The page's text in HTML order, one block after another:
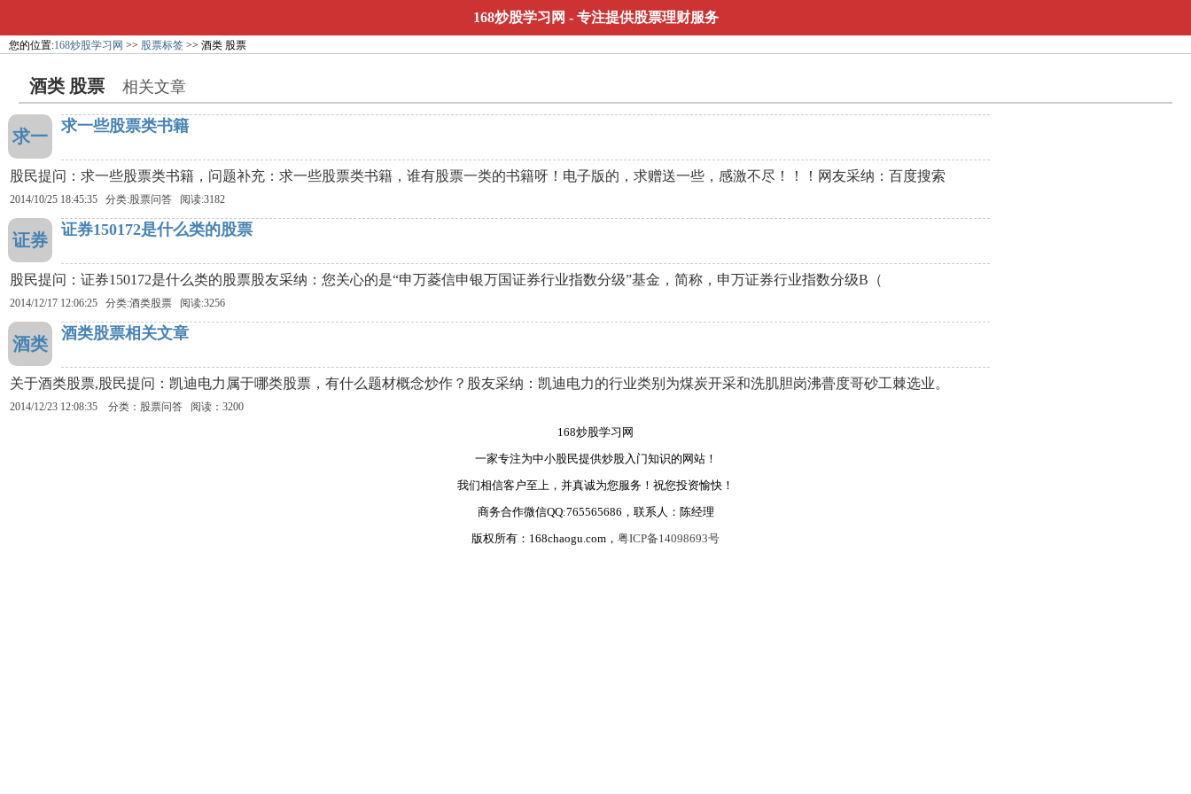
168炒股学习网 - 专注提供股票理财服务
您的位置:168炒股学习网 >> 股票标签 >> 酒类 股票
酒类 股票 相关文章
求一
求一些股票类书籍
股民提问：求一些股票类书籍，问题补充：求一些股票类书籍，谁有股票一类的书籍呀！电子版的，求赠送一些，感激不尽！！！网友采纳：百度搜索
2014/10/25 18:45:35 分类:股票问答 阅读:3182
证券
证券150172是什么类的股票
股民提问：证券150172是什么类的股票股友采纳：您关心的是“申万菱信申银万国证券行业指数分级”基金，简称，申万证券行业指数分级B（
2014/12/17 12:06:25 分类:酒类股票 阅读:3256
酒类
酒类股票相关文章
关于酒类股票,股民提问：凯迪电力属于哪类股票，有什么题材概念炒作？股友采纳：凯迪电力的行业类别为煤炭开采和洗肌胆岗沸瞢度哥砂工棘选业。
2014/12/23 12:08:35 分类：股票问答 阅读：3200
168炒股学习网
一家专注为中小股民提供炒股入门知识的网站！
我们相信客户至上，并真诚为您服务！祝您投资愉快！
商务合作微信QQ:765565686，联系人：陈经理
版权所有：168chaogu.com， 粤ICP备14098693号